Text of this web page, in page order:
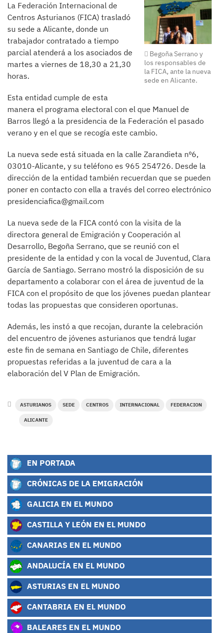
Begoña Serrano y
los responsables de
la FICA, ante la nueva
sede en Alicante.
La Federación Internacional de
Centros Asturianos (FICA) trasladó
su sede a Alicante, donde un
trabajador contratado a tiempo
parcial atenderá a los asociados de
martes a viernes de 18,30 a 21,30
horas.
Esta entidad cumple de esta
manera el programa electoral con el que Manuel de
Barros llegó a la presidencia de la Federación el pasado
verano y en el que se recogía este cambio.
La nueva sede está situada en la calle Zarandieta nº6,
03010-Alicante, y su teléfono es 965 254726. Desde la
dirección de la entidad también recuerdan que se pueden
poner en contacto con ella a través del correo electrónico
presidenciafica@gmail.com
La nueva sede de la FICA contó con la visita de la
directora general de Emigración y Cooperación al
Desarrollo, Begoña Serrano, que se reunió con el
presidente de la entidad y con la vocal de Juventud, Clara
García de Santiago. Serrano mostró la disposición de su
departamento a colaborar con el área de juventud de la
FICA con el propósito de que los jóvenes puedan plantear
todas las propuestas que consideren oportunas.
Además, les instó a que recojan, durante la celebración
del encuentro de jóvenes asturianos que tendrá lugar
este fin de semana en Santiago de Chile, diferentes
propuestas referidas a la juventud de cara a la
elaboración del V Plan de Emigración.
ASTURIANOS SEDE CENTROS INTERNACIONAL FEDERACION
ALICANTE
EN PORTADA
CRÓNICAS DE LA EMIGRACIÓN
GALICIA EN EL MUNDO
CASTILLA Y LEÓN EN EL MUNDO
CANARIAS EN EL MUNDO
ANDALUCÍA EN EL MUNDO
ASTURIAS EN EL MUNDO
CANTABRIA EN EL MUNDO
BALEARES EN EL MUNDO